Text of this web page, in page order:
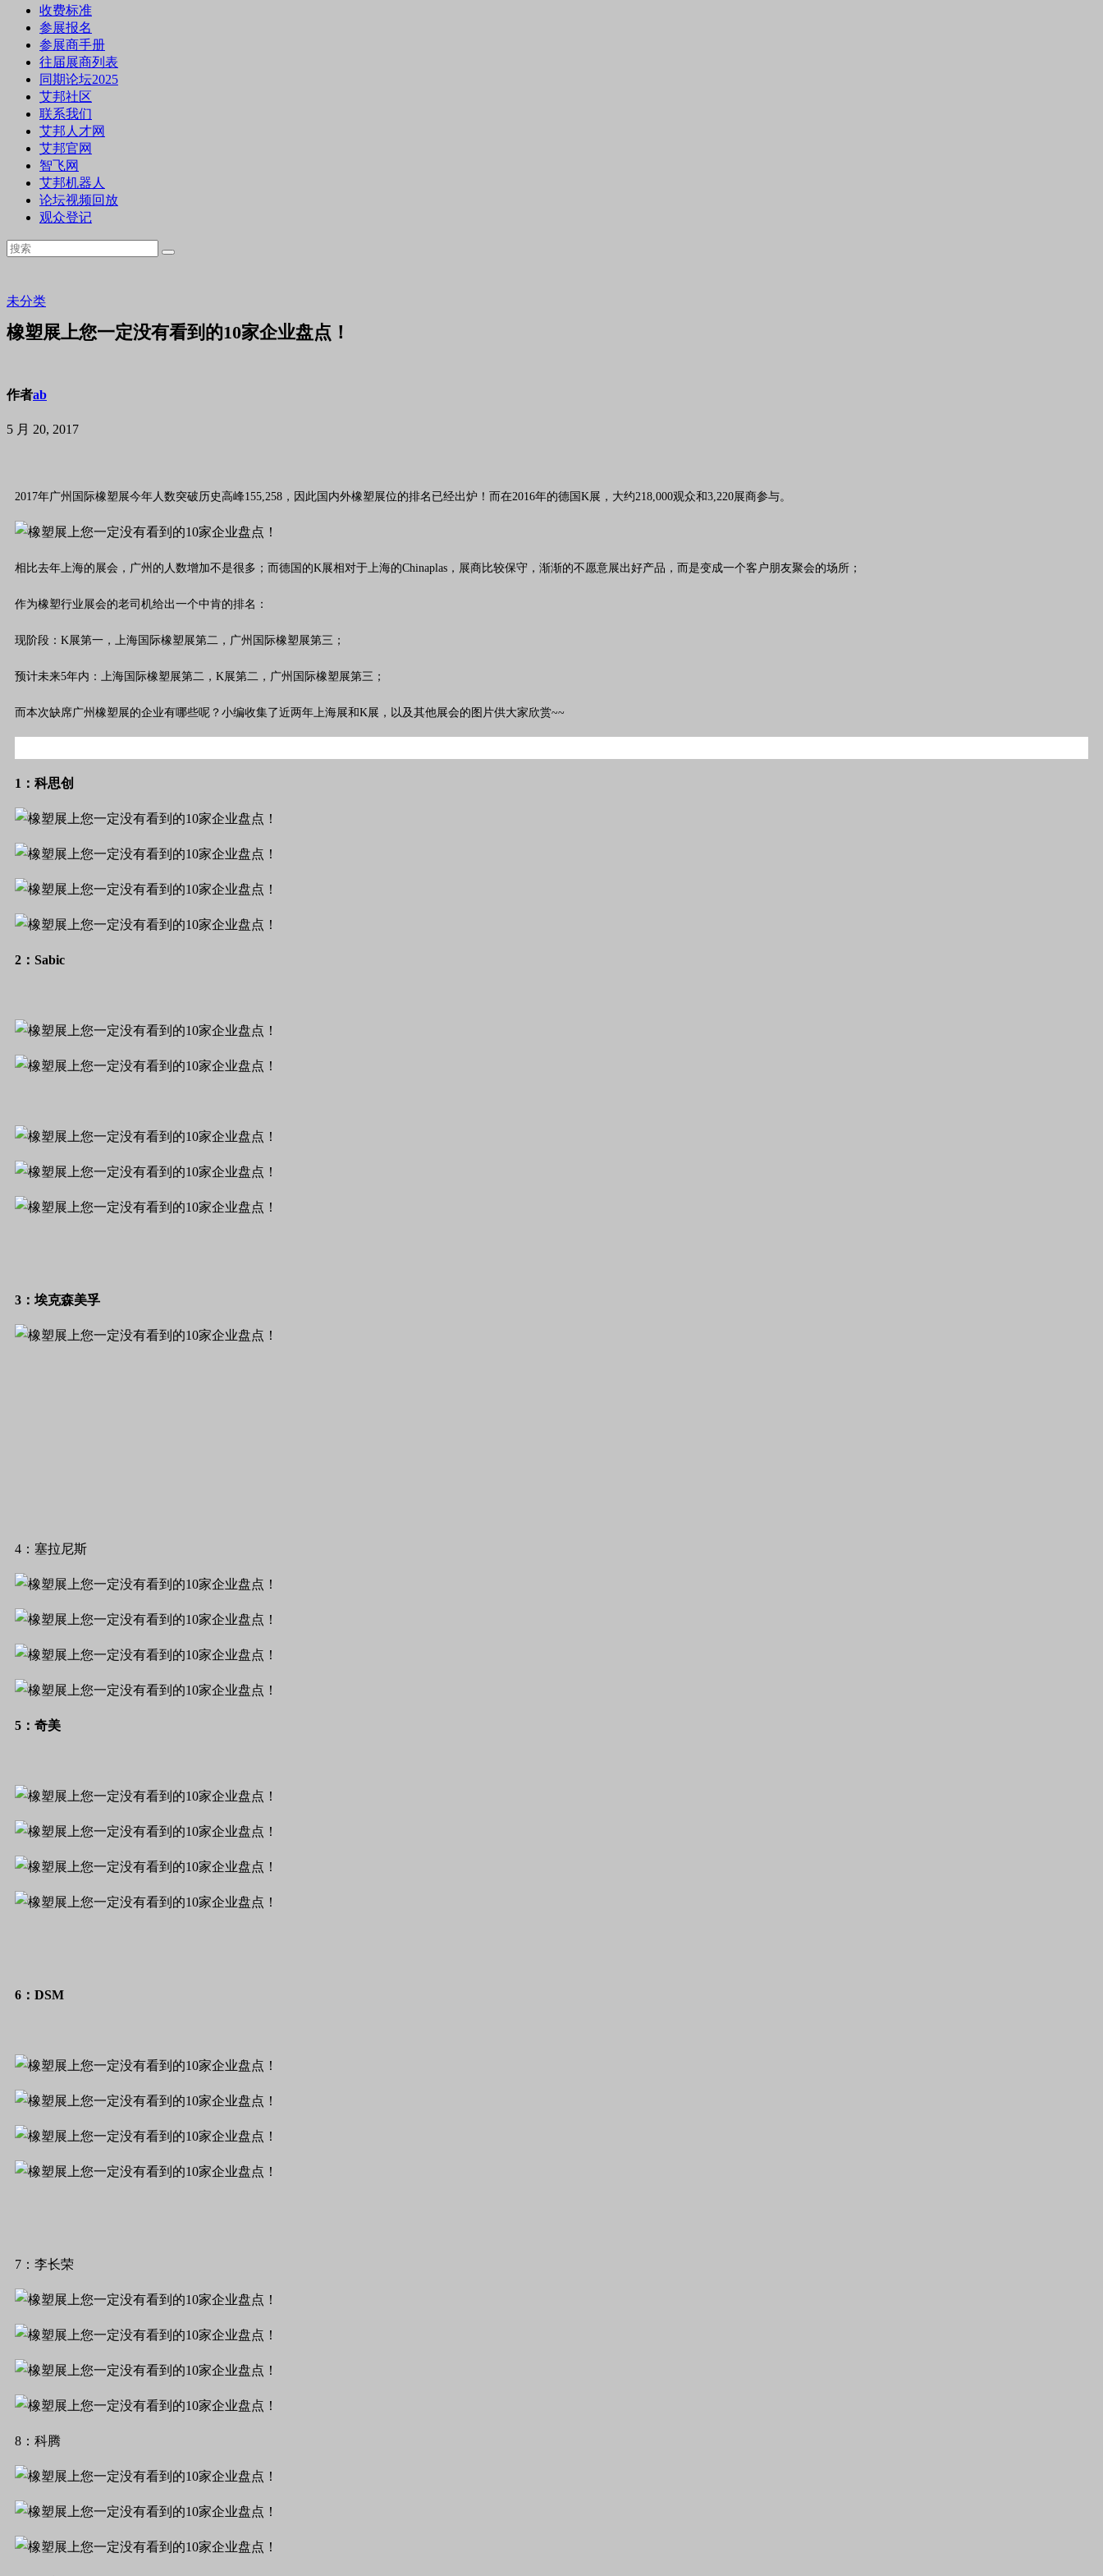
收费标准
参展报名
参展商手册
往届展商列表
同期论坛2025
艾邦社区
联系我们
艾邦人才网
艾邦官网
智飞网
艾邦机器人
论坛视频回放
观众登记
未分类
橡塑展上您一定没有看到的10家企业盘点！
作者ab
5 月 20, 2017
2017年广州国际橡塑展今年人数突破历史高峰155,258，因此国内外橡塑展位的排名已经出炉！而在2016年的德国K展，大约218,000观众和3,220展商参与。
相比去年上海的展会，广州的人数增加不是很多；而德国的K展相对于上海的Chinaplas，展商比较保守，渐渐的不愿意展出好产品，而是变成一个客户朋友聚会的场所；
作为橡塑行业展会的老司机给出一个中肯的排名：
现阶段：K展第一，上海国际橡塑展第二，广州国际橡塑展第三；
预计未来5年内：上海国际橡塑展第二，K展第二，广州国际橡塑展第三；
而本次缺席广州橡塑展的企业有哪些呢？小编收集了近两年上海展和K展，以及其他展会的图片供大家欣赏~~
1：科思创
2：Sabic
3：埃克森美孚
4：塞拉尼斯
5：奇美
6：DSM
7：李长荣
8：科腾